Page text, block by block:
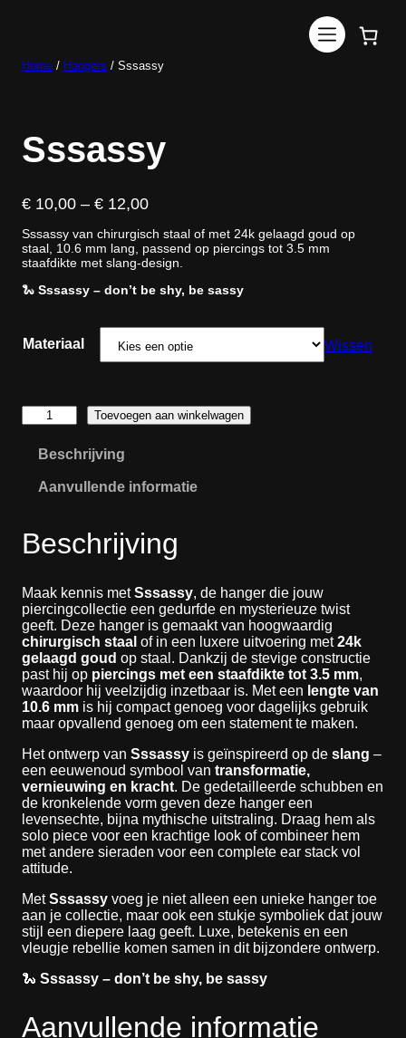
inhoud
Home / Hangers / Sssassy
Sssassy
€ 10,00 – € 12,00P
i
j
k
s
:
€
0
0
t
€
1
2
,
0
Sssassy van chirurgisch staal of met 24k gelaagd goud op
staal, 10.6 mm lang, passend op piercings tot 3.5 mm
staafdikte met slang-design.
🐍Sssassy – don’t be shy, be sassy
Materiaal Wissen
s
a
a
l
Toevoegen aan winkelwagen
Beschrijving
Aanvullende informatie
Beschrijving
Maak kennis metSssassy, de hanger die jouw
piercingcollectie een gedurfde en mysterieuze twist
geeft. Deze hanger is gemaakt van hoogwaardig
chirurgisch staal of in een luxere uitvoering met24k
gelaagd goud op staal. Dankzij de stevige constructie
past hij op piercings met een staafdikte tot 3.5 mm,
waardoor hij veelzijdig inzetbaar is. Met een lengte van
10.6 mm is hij compact genoeg voor dagelijks gebruik
maar opvallend genoeg om een statement te maken.
Het ontwerp vanSssassy is geïnspireerd op deslang –
een eeuwenoud symbool vantransformatie,
vernieuwing en kracht. De gedetailleerde schubben en
de kronkelende vorm geven deze hanger een
levensechte, bijna mythische uitstraling. Draag hem als
solo piece voor een krachtige look of combineer hem
met andere sieraden voor een complete ear stack vol
attitude.
MetSssassy voeg je niet alleen een unieke hanger toe
aan je collectie, maar ook een stukje symboliek dat jouw
stijl een diepere laag geeft. Luxe, betekenis en een
vleugje rebellie komen samen in dit bijzondere ontwerp.
🐍Sssassy – don’t be shy, be sassy
Aanvullende informatie